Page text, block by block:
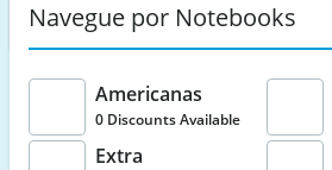
Navegue por Notebooks
Americanas
0 Discounts Available
Extra